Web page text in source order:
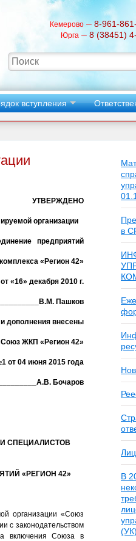
Кемерово –8-961-
Юрга – 8 (38451)
вступления
УТВЕРЖДЕНО
организации
предприятий
«Регион 42»
«16» декабря 2010 г.
Пашков
дополнения внесены
ЖКП «Регион 42»
от 04 июня 2015 года
Бочаров
СПЕЦИАЛИСТОВ
«РЕГИОН 42»
организации «Союз
с законодательством
включения Союза в
в
В